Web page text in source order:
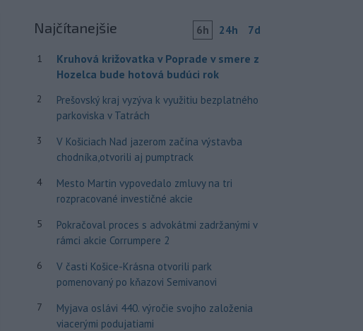
Najčítanejšie 6h 24h 7d
1
Kruhová križovatka v Poprade v smere z
Hozelca bude hotová budúci rok
2
Prešovský kraj vyzýva k využitiu bezplatného
parkoviska v Tatrách
3
V Košiciach Nad jazerom začína výstavba
chodníka,otvorili aj pumptrack
4
Mesto Martin vypovedalo zmluvy na tri
rozpracované investičné akcie
5
Pokračoval proces s advokátmi zadržanými v
rámci akcie Corrumpere 2
6
V časti Košice-Krásna otvorili park
pomenovaný po kňazovi Semivanovi
7
Myjava oslávi 440. výročie svojho založenia
viacerými podujatiami